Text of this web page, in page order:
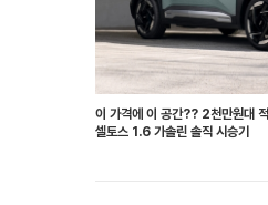
이 가격에 이 공간?? 2천만원대
셀토스 1.6 가솔린 솔직 시승기